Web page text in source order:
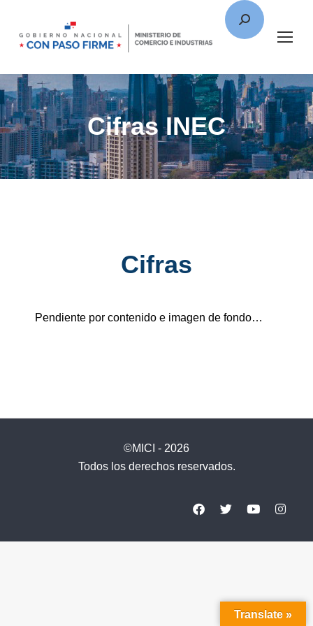
Cifras INEC
Cifras
Pendiente por contenido e imagen de fondo…
©MICI - 2026
Todos los derechos reservados.
Translate »